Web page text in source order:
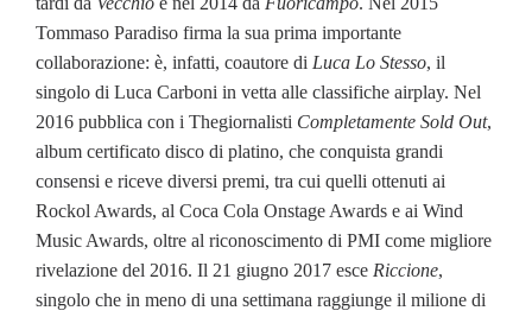
Tommaso Paradiso firma la sua prima importante
collaborazione: è, infatti, coautore di Luca Lo Stesso, il
singolo di Luca Carboni in vetta alle classifiche airplay. Nel
2016 pubblica con i Thegiornalisti Completamente Sold Out,
album certificato disco di platino, che conquista grandi
consensi e riceve diversi premi, tra cui quelli ottenuti ai
Rockol Awards, al Coca Cola Onstage Awards e ai Wind
Music Awards, oltre al riconoscimento di PMI come migliore
rivelazione del 2016. Il 21 giugno 2017 esce Riccione,
singolo che in meno di una settimana raggiunge il milione di